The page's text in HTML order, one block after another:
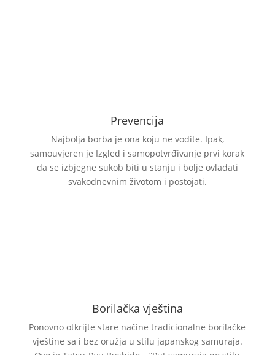
Prevencija
Najbolja borba je ona koju ne vodite. Ipak,
samouvjeren je Izgled i samopotvrđivanje prvi korak
da se izbjegne sukob biti u stanju i bolje ovladati
svakodnevnim životom i postojati.
Borilačka vještina
Ponovno otkrijte stare načine tradicionalne borilačke
vještine sa i bez oružja u stilu japanskog samuraja.